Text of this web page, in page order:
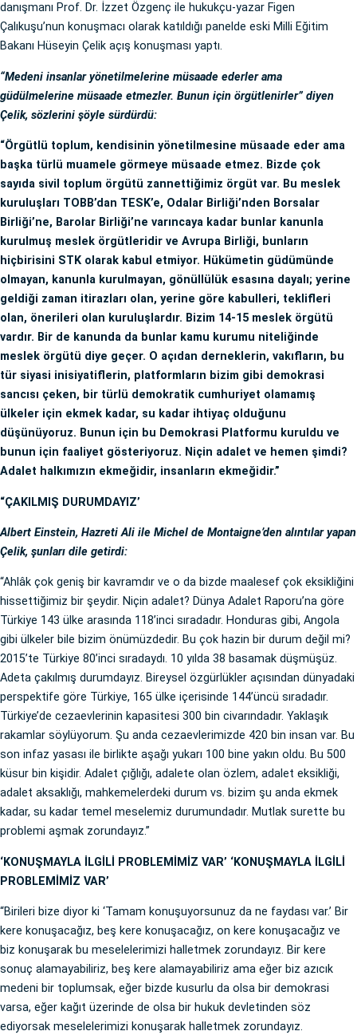
danışmanı Prof. Dr. İzzet Özgenç ile hukukçu-yazar Figen
Çalıkuşu’nun konuşmacı olarak katıldığı panelde eski Milli Eğitim
Bakanı Hüseyin Çelik açış konuşması yaptı.
“Medeni insanlar yönetilmelerine müsaade ederler ama
güdülmelerine müsaade etmezler. Bunun için örgütlenirler” diyen
Çelik, sözlerini şöyle sürdürdü:
“Örgütlü toplum, kendisinin yönetilmesine müsaade eder ama
başka türlü muamele görmeye müsaade etmez. Bizde çok
sayıda sivil toplum örgütü zannettiğimiz örgüt var. Bu meslek
kuruluşları TOBB’dan TESK’e, Odalar Birliği’nden Borsalar
Birliği’ne, Barolar Birliği’ne varıncaya kadar bunlar kanunla
kurulmuş meslek örgütleridir ve Avrupa Birliği, bunların
hiçbirisini STK olarak kabul etmiyor. Hükümetin güdümünde
olmayan, kanunla kurulmayan, gönüllülük esasına dayalı; yerine
geldiği zaman itirazları olan, yerine göre kabulleri, teklifleri
olan, önerileri olan kuruluşlardır. Bizim 14-15 meslek örgütü
vardır. Bir de kanunda da bunlar kamu kurumu niteliğinde
meslek örgütü diye geçer. O açıdan derneklerin, vakıfların, bu
tür siyasi inisiyatiflerin, platformların bizim gibi demokrasi
sancısı çeken, bir türlü demokratik cumhuriyet olamamış
ülkeler için ekmek kadar, su kadar ihtiyaç olduğunu
düşünüyoruz. Bunun için bu Demokrasi Platformu kuruldu ve
bunun için faaliyet gösteriyoruz. Niçin adalet ve hemen şimdi?
Adalet halkımızın ekmeğidir, insanların ekmeğidir.”
“ÇAKILMIŞ DURUMDAYIZ’
Albert Einstein, Hazreti Ali ile Michel de Montaigne’den alıntılar yapan
Çelik, şunları dile getirdi:
“Ahlâk çok geniş bir kavramdır ve o da bizde maalesef çok eksikliğini
hissettiğimiz bir şeydir. Niçin adalet? Dünya Adalet Raporu’na göre
Türkiye 143 ülke arasında 118’inci sıradadır. Honduras gibi, Angola
gibi ülkeler bile bizim önümüzdedir. Bu çok hazin bir durum değil mi?
2015’te Türkiye 80’inci sıradaydı. 10 yılda 38 basamak düşmüşüz.
Adeta çakılmış durumdayız. Bireysel özgürlükler açısından dünyadaki
perspektife göre Türkiye, 165 ülke içerisinde 144’üncü sıradadır.
Türkiye’de cezaevlerinin kapasitesi 300 bin civarındadır. Yaklaşık
rakamlar söylüyorum. Şu anda cezaevlerimizde 420 bin insan var. Bu
son infaz yasası ile birlikte aşağı yukarı 100 bine yakın oldu. Bu 500
küsur bin kişidir. Adalet çığlığı, adalete olan özlem, adalet eksikliği,
adalet aksaklığı, mahkemelerdeki durum vs. bizim şu anda ekmek
kadar, su kadar temel meselemiz durumundadır. Mutlak surette bu
problemi aşmak zorundayız.”
‘KONUŞMAYLA İLGİLİ PROBLEMİMİZ VAR’ ‘KONUŞMAYLA İLGİLİ
PROBLEMİMİZ VAR’
“Birileri bize diyor ki ‘Tamam konuşuyorsunuz da ne faydası var.’ Bir
kere konuşacağız, beş kere konuşacağız, on kere konuşacağız ve
biz konuşarak bu meselelerimizi halletmek zorundayız. Bir kere
sonuç alamayabiliriz, beş kere alamayabiliriz ama eğer biz azıcık
medeni bir toplumsak, eğer bizde kusurlu da olsa bir demokrasi
varsa, eğer kağıt üzerinde de olsa bir hukuk devletinden söz
ediyorsak meselelerimizi konuşarak halletmek zorundayız.